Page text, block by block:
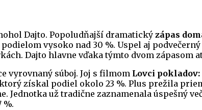
Dajto. Popoludňajší dramatický zápas
vysoko nad 30 %. Uspel aj podvečerný
Dajto hlavne vďaka týmto dvom zápasom
vyrovnaný súboj. Joj s filmom Lovci
získal podiel okolo 23 %. Plus prežila
Jednotka už tradične zaznamenala úspešný
%.